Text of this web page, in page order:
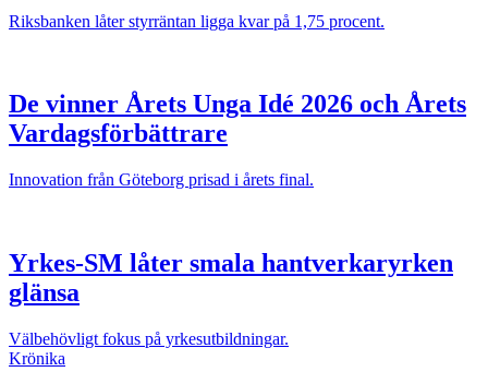
Riksbanken låter styrräntan ligga kvar på 1,75 procent.
De vinner Årets Unga Idé 2026 och Årets
Vardagsförbättrare
Innovation från Göteborg prisad i årets final.
Yrkes-SM låter smala hantverkaryrken
glänsa
Välbehövligt fokus på yrkesutbildningar.
Krönika